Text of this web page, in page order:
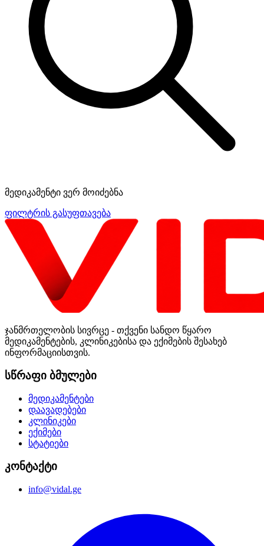
მედიკამენტი ვერ მოიძებნა
ფილტრის გასუფთავება
ჯანმრთელობის სივრცე - თქვენი სანდო წყარო
მედიკამენტების, კლინიკებისა და ექიმების შესახებ
ინფორმაციისთვის.
სწრაფი ბმულები
მედიკამენტები
დაავადებები
კლინიკები
ექიმები
სტატიები
კონტაქტი
info@vidal.ge